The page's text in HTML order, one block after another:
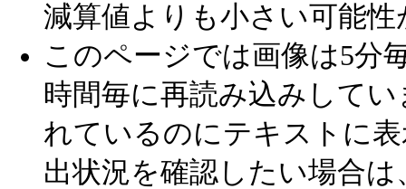
減算値よりも小さい可能
このページでは画像は5分
時間毎に再読み込みして
れているのにテキストに
出状況を確認したい場合